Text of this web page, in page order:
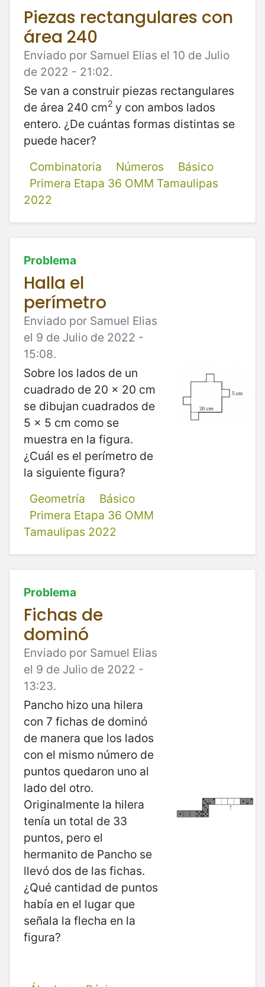
Piezas rectangulares con
área 240
Enviado por Samuel Elias el 10 de Julio
de 2022 - 21:02.
Se van a construir piezas rectangulares
de área 240 cm2 y con ambos lados
entero. ¿De cuántas formas distintas se
puede hacer?
Combinatoria
Números
Básico
Primera Etapa 36 OMM Tamaulipas
2022
Problema
Halla el
perímetro
Enviado por Samuel Elias
el 9 de Julio de 2022 -
15:08.
Sobre los lados de un
cuadrado de 20 x 20 cm
se dibujan cuadrados de
5 x 5 cm como se
muestra en la figura.
¿Cuál es el perímetro de
la siguiente figura?
Geometría
Básico
Primera Etapa 36 OMM
Tamaulipas 2022
Problema
Fichas de
dominó
Enviado por Samuel Elias
el 9 de Julio de 2022 -
13:23.
Pancho hizo una hilera
con 7 fichas de dominó
de manera que los lados
con el mismo número de
puntos quedaron uno al
lado del otro.
Originalmente la hilera
tenía un total de 33
puntos, pero el
hermanito de Pancho se
llevó dos de las fichas.
¿Qué cantidad de puntos
había en el lugar que
señala la flecha en la
figura?